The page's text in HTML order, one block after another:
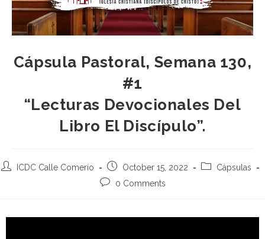
Cápsula Pastoral, Semana 130,
#1
“Lecturas Devocionales Del
Libro El Discípulo”.
ICDC Calle Comerío October 15, 2022
Cápsulas
0 Comments